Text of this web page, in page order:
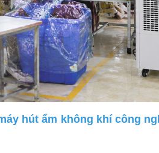
hút ẩm không khí công